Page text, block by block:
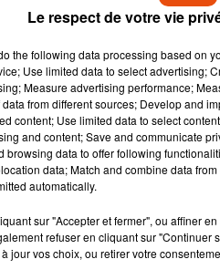
pas et signe une
qui a ému la chanteuse
rejoint le cercle très fermé
vendu 66€, qui rend hommage à
sur le Hollywood Walk of
dans son film Something
Le respect de votre vie
the following data processing based on
Use limited data to select advertising;
Measure advertising performance;
from different sources; Develop and
content; Use limited data to select
and content; Save and communicate
browsing data to offer following
data; Match and combine data
automatically.
sur "Accepter et fermer", ou affiner
refuser en cliquant sur
jour vos choix, ou retirer votre